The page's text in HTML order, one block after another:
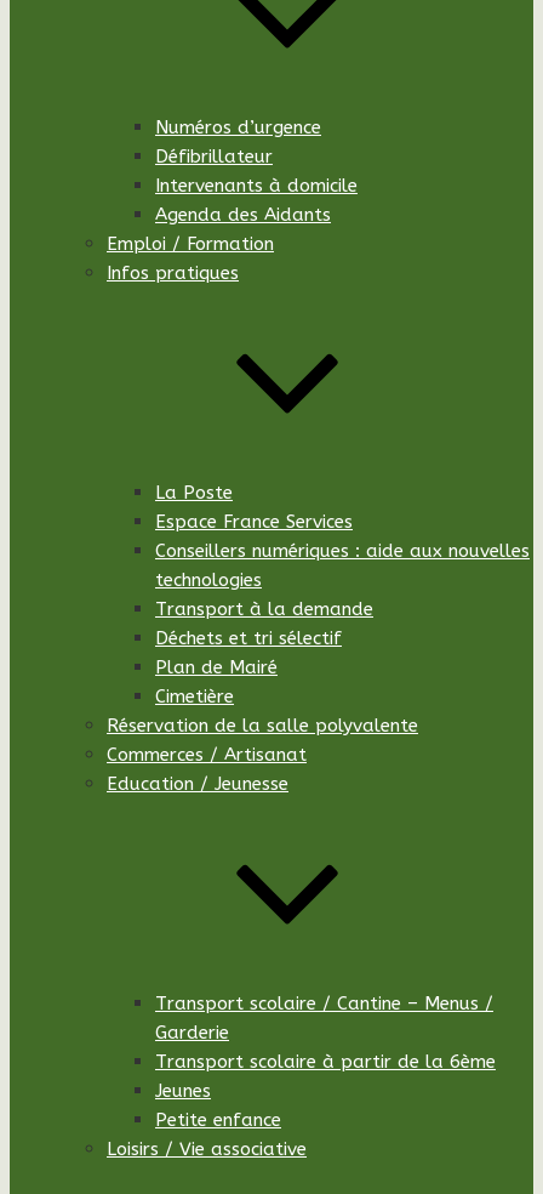
Numéros d’urgence
Défibrillateur
Intervenants à domicile
Agenda des Aidants
Emploi / Formation
Infos pratiques
La Poste
Espace France Services
Conseillers numériques : aide aux nouvelles
technologies
Transport à la demande
Déchets et tri sélectif
Plan de Mairé
Cimetière
Réservation de la salle polyvalente
Commerces / Artisanat
Education / Jeunesse
Transport scolaire / Cantine – Menus /
Garderie
Transport scolaire à partir de la 6ème
Jeunes
Petite enfance
Loisirs / Vie associative